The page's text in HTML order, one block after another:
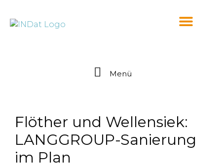
Menü
Flöther und Wellensiek:
LANGGROUP-Sanierung
im Plan